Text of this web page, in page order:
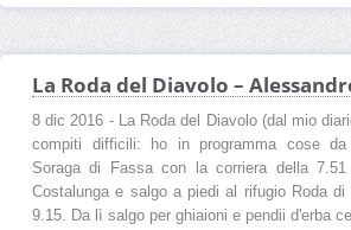
La Roda del Diavolo –
8 dic 2016 - La Roda del Diavolo (dal mio
compiti difficili: ho in programma cose
Soraga di Fassa con la corriera della
Costalunga e salgo a piedi al rifugio Roda
9.15. Da lì salgo per ghiaioni e pendii d'erba